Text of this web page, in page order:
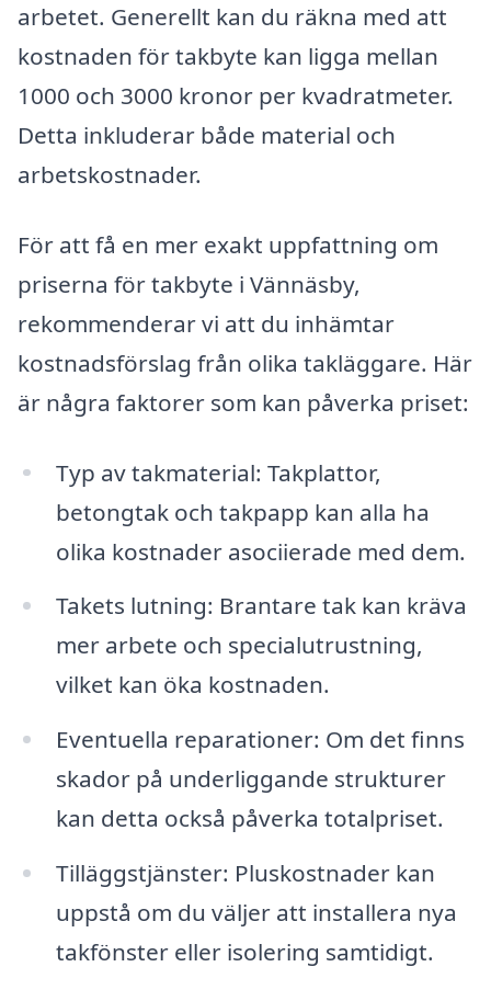
arbetet. Generellt kan du räkna med att
kostnaden för takbyte kan ligga mellan
1000 och 3000 kronor per kvadratmeter.
Detta inkluderar både material och
arbetskostnader.
För att få en mer exakt uppfattning om
priserna för takbyte i Vännäsby,
rekommenderar vi att du inhämtar
kostnadsförslag från olika takläggare. Här
är några faktorer som kan påverka priset:
Typ av takmaterial: Takplattor,
betongtak och takpapp kan alla ha
olika kostnader asociierade med dem.
Takets lutning: Brantare tak kan kräva
mer arbete och specialutrustning,
vilket kan öka kostnaden.
Eventuella reparationer: Om det finns
skador på underliggande strukturer
kan detta också påverka totalpriset.
Tilläggstjänster: Pluskostnader kan
uppstå om du väljer att installera nya
takfönster eller isolering samtidigt.